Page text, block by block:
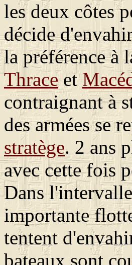
les deux côtes
décide
la préférence à
Thraceet
contraignant à
des armées se
stratège. 2 ans
avec cette fois
Dans
importante
tentent
bateaux sont